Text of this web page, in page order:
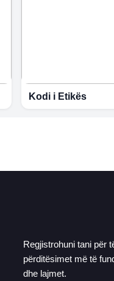
Kodi i Etikës
Regjistrohuni tani për
përditësimet më të
dhe lajmet.